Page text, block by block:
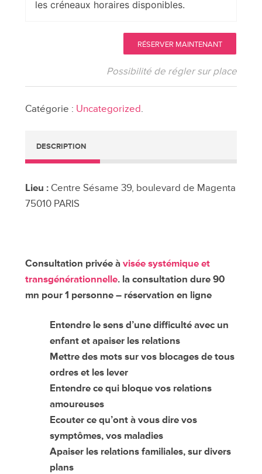
les créneaux horaires disponibles.
constellations
à
Paris
RÉSERVER MAINTENANT
Possibilité de régler sur place
Catégorie : Uncategorized.
DESCRIPTION
Lieu :Centre Sésame 39, boulevard de Magenta
75010 PARIS
Consultation privée àvisée systémique et
transgénérationnelle. la consultation dure 90
mn pour 1 personne – réservation en ligne
Entendre le sens d’une difficulté avec un
enfant et apaiser les relations
Mettre des mots sur vos blocages de tous
ordres et les lever
Entendre ce qui bloque vos relations
amoureuses
Ecouter ce qu’ont à vous dire vos
symptômes, vos maladies
Apaiser les relations familiales, sur divers
plans